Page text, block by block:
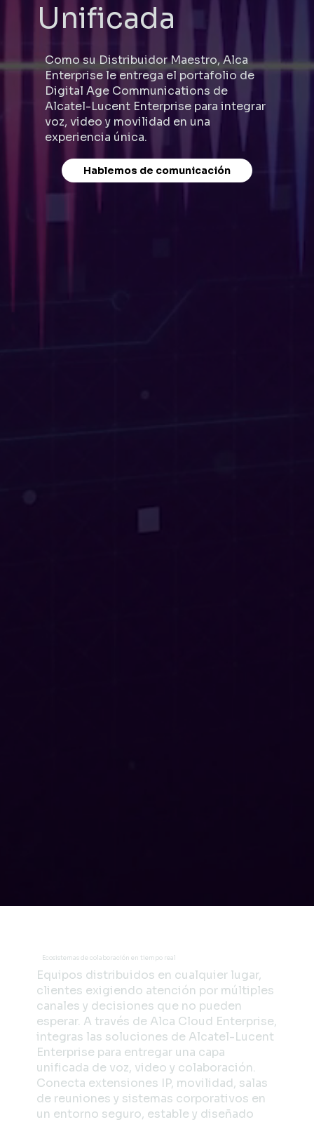
Unificada
Como su Distribuidor Maestro, Alca
Enterprise le entrega el portafolio de
Digital Age Communications de
Alcatel-Lucent Enterprise para integrar
voz, video y movilidad en una
experiencia única.
Hablemos de comunicación
Ecosistemas de colaboración en tiempo real
Equipos distribuidos en cualquier lugar,
clientes exigiendo atención por múltiples
canales y decisiones que no pueden
esperar. A través de Alca Cloud Enterprise,
integras las soluciones de Alcatel-Lucent
Enterprise para entregar una capa
unificada de voz, video y colaboración.
Conecta extensiones IP, movilidad, salas
de reuniones y sistemas corporativos en
un entorno seguro, estable y diseñado